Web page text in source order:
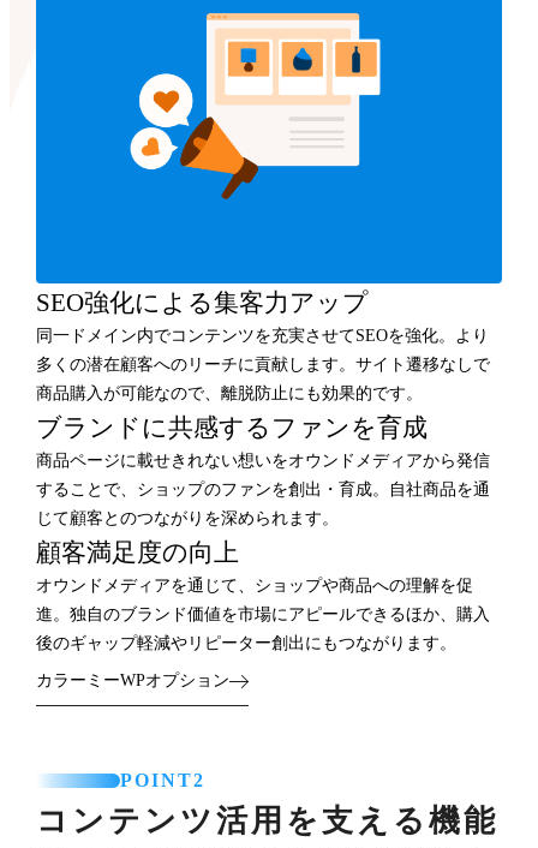
SEO強化による集客力アップ
同一ドメイン内でコンテンツを充実させてSEOを強化。より
多くの潜在顧客へのリーチに貢献します。サイト遷移なしで
商品購入が可能なので、離脱防止にも効果的です。
ブランドに共感するファンを育成
商品ページに載せきれない想いをオウンドメディアから発信
することで、ショップのファンを創出・育成。自社商品を通
じて顧客とのつながりを深められます。
顧客満足度の向上
オウンドメディアを通じて、ショップや商品への理解を促
進。独自のブランド価値を市場にアピールできるほか、購入
後のギャップ軽減やリピーター創出にもつながります。
カラーミーWPオプション
POINT2
コンテンツ活用を支える機能